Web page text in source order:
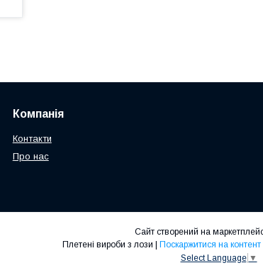
Компанія
Контакти
Про нас
Сайт створений на
Поскаржитися на контент
Select Language ▼